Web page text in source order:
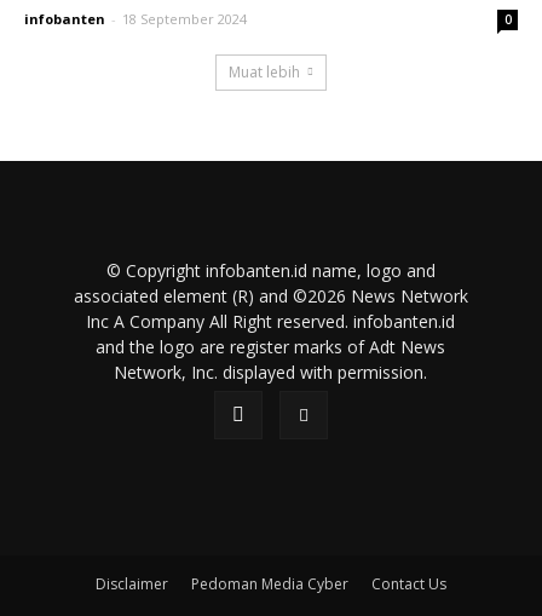
infobanten - 18 September 2024 0
Muat lebih
© Copyright infobanten.id name, logo and
associated element (R) and ©2026 News Network
Inc A Company All Right reserved. infobanten.id
and the logo are register marks of Adt News
Network, Inc. displayed with permission.
Disclaimer Pedoman Media Cyber Contact Us